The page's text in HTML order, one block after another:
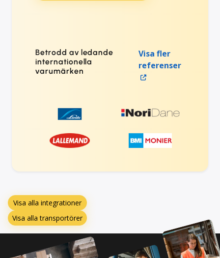
Betrodd av ledande
internationella
varumärken
Visa fler
referenser
Visa alla integrationer
Visa alla transportörer